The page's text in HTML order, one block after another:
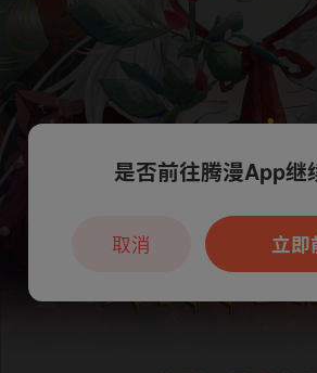
本章节仅支持App阅读，可
户7天免费看
是否前往腾漫App继
立即
取消